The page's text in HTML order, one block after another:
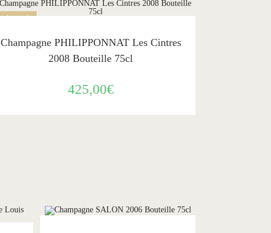
Champagne PHILIPPONNAT Les Cintres
2008 Bouteille 75cl
425,00€